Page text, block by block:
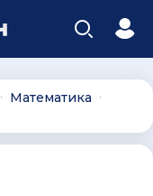
∙ Математика ∙